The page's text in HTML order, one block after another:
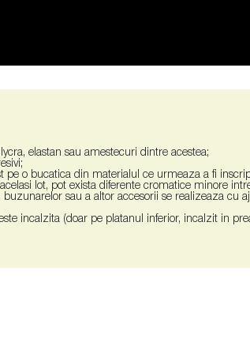
elastan sau amestecuri dintre acestea;
pe o bucatica din materialul ce urmeaza a fi
lot, pot exista diferente cromatice minore
sau a altor accesorii se realizeaza cu
incalzita (doar pe platanul inferior, incalzit in